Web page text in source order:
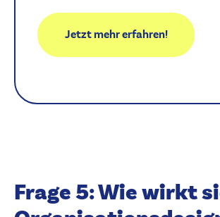
Frage 5: Wie wirkt